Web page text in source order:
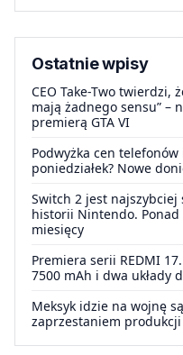
Ostatnie wpisy
CEO Take-Two twierdzi,
mają żadnego sensu” –
premierą GTA VI
Podwyżka cen
poniedziałek? Nowe
Switch 2 jest
historii Nintendo.
miesięcy
Premiera serii REDMI
7500 mAh i dwa układy
Meksyk idzie na wojnę
zaprzestaniem